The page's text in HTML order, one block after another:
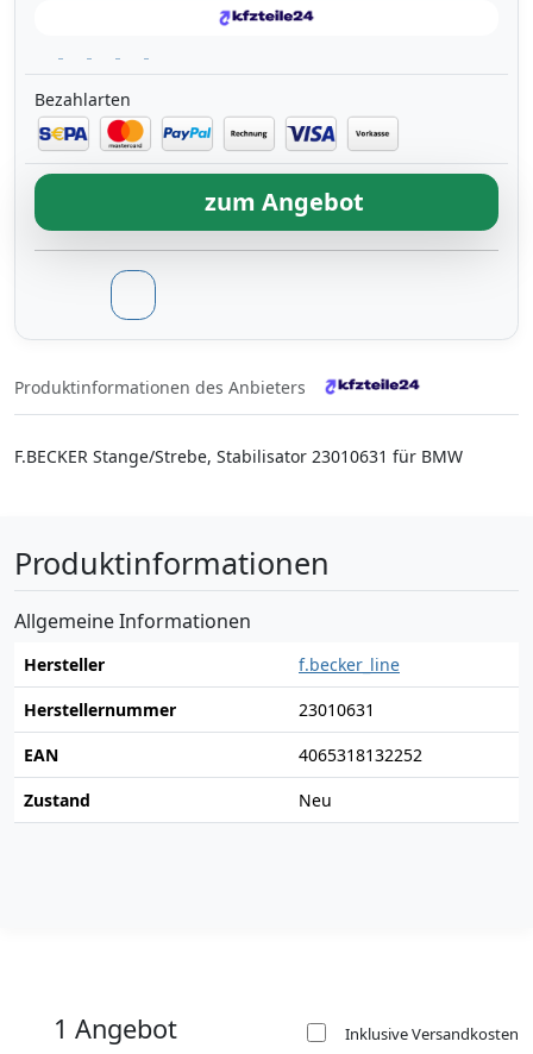
Bezahlarten
zum Angebot
Produktinformationen des Anbieters
F.BECKER Stange/Strebe, Stabilisator 23010631 für BMW
Produktinformationen
Allgemeine Informationen
Hersteller
f.becker_line
Herstellernummer
23010631
EAN
4065318132252
Zustand
Neu
1 Angebot Inklusive Versandkosten